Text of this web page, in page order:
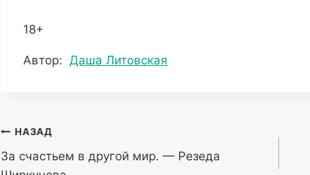
18+
Метки
Автор: Даша Литовская
Навигация
по
НАЗАД
За счастьем в другой мир. — Резеда